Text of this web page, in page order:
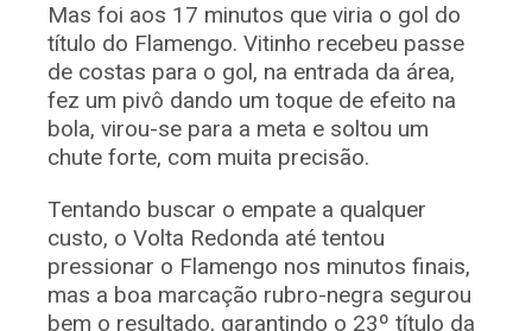
Mas foi aos 17 minutos que viria o gol do
título do Flamengo. Vitinho recebeu passe
de costas para o gol, na entrada da área,
fez um pivô dando um toque de efeito na
bola, virou-se para a meta e soltou um
chute forte, com muita precisão.
Tentando buscar o empate a qualquer
custo, o Volta Redonda até tentou
pressionar o Flamengo nos minutos finais,
mas a boa marcação rubro-negra segurou
bem o resultado, garantindo o 23º título da